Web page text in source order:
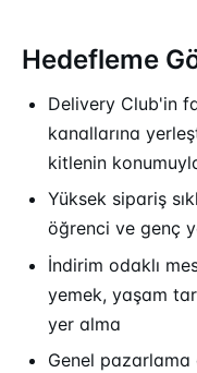
Hedefleme
Delivery Club'in
kanallarına
kitlenin
Yüksek sipariş
öğrenci ve genç
İndirim odaklı
yemek, yaşam
yer alma
Genel pazarlama